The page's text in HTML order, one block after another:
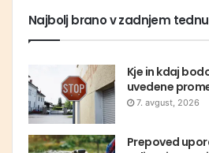
Najbolj brano v zadnjem tednu
Kje in kdaj
uvedene
7. avgust, 2026
Prepoved